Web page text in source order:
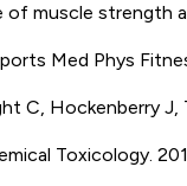
of muscle strength
Med Phys
C, Hockenberry
Toxicology.